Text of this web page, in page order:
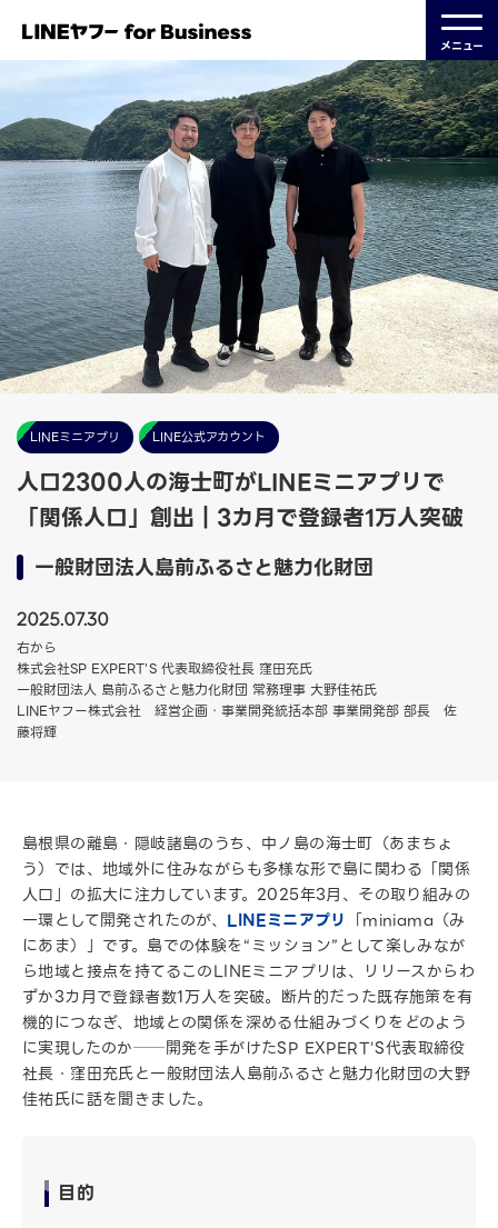
メニュー
LINEミニアプリ LINE公式アカウント
人口2300人の海士町がLINEミニアプリで
「関係人口」創出｜3カ月で登録者1万人突破
一般財団法人島前ふるさと魅力化財団
2025.07.30
右から
株式会社SP EXPERT'S 代表取締役社長 窪田充氏
一般財団法人 島前ふるさと魅力化財団 常務理事 大野佳祐氏
LINEヤフー株式会社 経営企画・事業開発統括本部 事業開発部 部長 佐
藤将輝
島根県の離島・隠岐諸島のうち、中ノ島の海士町（あまちょ
う）では、地域外に住みながらも多様な形で島に関わる「関係
人口」の拡大に注力しています。2025年3月、その取り組みの
一環として開発されたのが、 LINEミニアプリ 「miniama（み
にあま）」です。島での体験を“ミッション”として楽しみなが
ら地域と接点を持てるこのLINEミニアプリは、リリースからわ
ずか3カ月で登録者数1万人を突破。断片的だった既存施策を有
機的につなぎ、地域との関係を深める仕組みづくりをどのよう
に実現したのか──開発を手がけたSP EXPERT'S代表取締役
社長・窪田充氏と一般財団法人島前ふるさと魅力化財団の大野
佳祐氏に話を聞きました。
目的